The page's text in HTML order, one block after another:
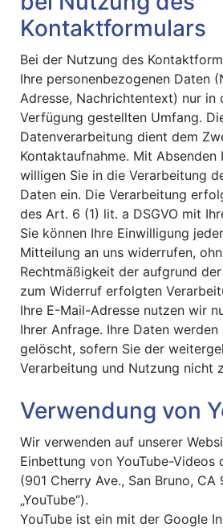
Kontaktformulars
Bei der Nutzung des
Ihre personenbezogenen Daten
Adresse, Nachrichtentext) nur in
Verfügung gestellten Umfang.
Datenverarbeitung dient dem
Kontaktaufnahme. Mit Absenden
willigen Sie in die Verarbeitung
Daten ein. Die Verarbeitung
des Art. 6 (1) lit. a DSGVO mit
Sie können Ihre Einwilligung
Mitteilung an uns widerrufen,
Rechtmäßigkeit der aufgrund
zum Widerruf erfolgten
Ihre E-Mail-Adresse nutzen wir
Ihrer Anfrage. Ihre Daten werden
gelöscht, sofern Sie der
Verarbeitung und Nutzung nicht
Verwendung von
Wir verwenden auf unserer
Einbettung von YouTube-Videos
(901 Cherry Ave., San Bruno, CA
„YouTube“).
YouTube ist ein mit der Google